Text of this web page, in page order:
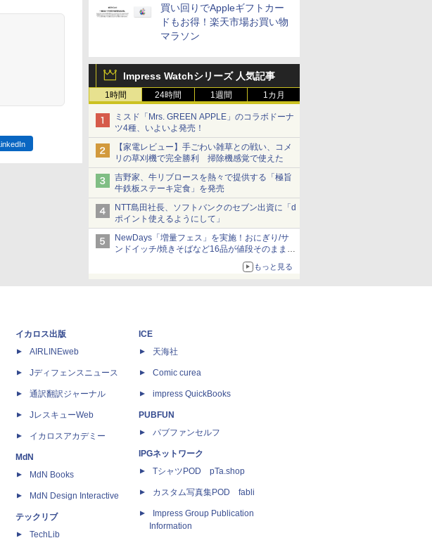
買い回りでAppleギフトカー
ドもお得！楽天市場お買い物
マラソン
Impress Watchシリーズ 人気記事
1時間 24時間 1週間 1カ月
ミスド「Mrs. GREEN APPLE」のコラボドーナ
ツ4種、いよいよ発売！
【家電レビュー】手ごわい雑草との戦い、コメ
リの草刈機で完全勝利 掃除機感覚で使えた
吉野家、牛リブロースを熱々で提供する「極旨
牛鉄板ステーキ定食」を発売
NTT島田社長、ソフトバンクのセブン出資に「d
ポイント使えるようにして」
NewDays「増量フェス」を実施！おにぎり/サ
ンドイッチ/焼きそばなど16品が値段そのままで
もっと見る
LinkedIn
イカロス出版
AIRLINEweb
Jディフェンスニュース
通訳翻訳ジャーナル
JレスキューWeb
イカロスアカデミー
MdN
MdN Books
MdN Design Interactive
テックリブ
TechLib
ICE
天海社
Comic curea
impress QuickBooks
PUBFUN
パブファンセルフ
IPGネットワーク
TシャツPOD pTa.shop
カスタム写真集POD fabli
Impress Group Publication
Information